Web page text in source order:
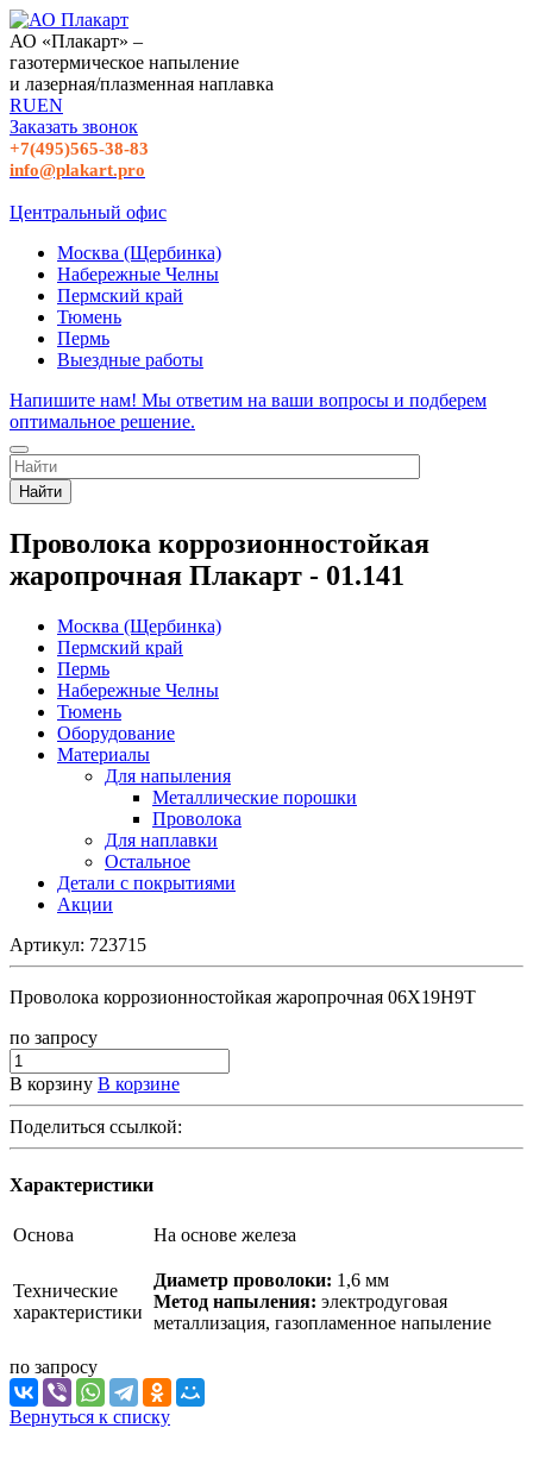
АО «Плакарт» –
газотермическое напыление
и лазерная/плазменная наплавка
RUEN
Заказать звонок
+7(495)565-38-83
info@plakart.pro
Центральный офис
Москва (Щербинка)
Набережные Челны
Пермский край
Тюмень
Пермь
Выездные работы
Напишите нам! Мы ответим на ваши вопросы и подберем
оптимальное решение.
Найти
Проволока коррозионностойкая
жаропрочная Плакарт - 01.141
Москва (Щербинка)
Пермский край
Пермь
Набережные Челны
Тюмень
Оборудование
Материалы
Для напыления
Металлические порошки
Проволока
Для наплавки
Остальное
Детали с покрытиями
Акции
Артикул: 723715
Проволока коррозионностойкая жаропрочная 06Х19Н9Т
по запросу
В корзину В корзине
Поделиться ссылкой:
Характеристики
Основа На основе железа
Технические
характеристики
Диаметр проволоки: 1,6 мм
Метод напыления: электродуговая
металлизация, газопламенное напыление
по запросу
Вернуться к списку